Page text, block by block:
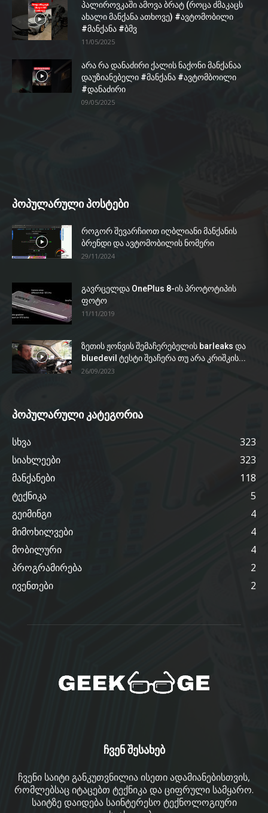
პალიროვკაში ამოვა ბრატ (როცა ძმაკაცს
ახალი მანქანა ათხოვე) #ავტომობილი
#მანქანა #ბმვ
11/05/2025
არა რა დანაძირი ქალის ნაქონი მანქანაა
დაუზიანებელი #მანქანა #ავტომბოილი
#დანაძირი
09/05/2025
პოპულარული პოსტები
როგორ შევარჩიოთ იღბლიანი მანქანის
ბრენდი და ავტომობილის ნომერი
29/11/2024
გავრცელდა OnePlus 8-ის პროტოტიპის
ფოტო
11/11/2019
ზეთის ჟონვის შემაჩერებელის barleaks და
bluedevil ტესტი შეაჩერა თუ არა კრიშკის...
26/09/2023
პოპულარული კატეგორია
სხვა
323
სიახლეები
323
მანქანები
118
ტექნიკა
5
გეიმინგი
4
მიმოხილვები
4
მობილური
4
პროგრამირება
2
ივენთები
2
ჩვენ შესახებ
ჩვენი საიტი განკუთვნილია ისეთი ადამიანებისთვის,
რომლებსაც იტაცებთ ტექნიკა და ციფრული სამყარო.
საიტზე დაიდება საინტერესო ტექნოლოგიური